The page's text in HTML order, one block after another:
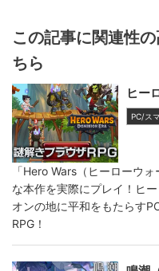
この記事に関連性
ちら
ヒー
PC/ス
「Hero Wars（ヒーローウ
な本作を実際にプレイ！ヒ
オンの地に平和をもたらす
RPG！